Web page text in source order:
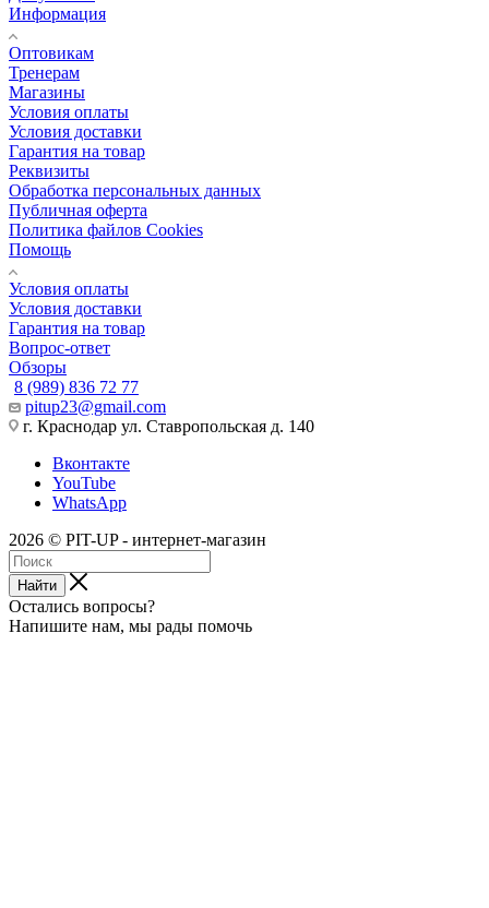
Информация
Оптовикам
Тренерам
Магазины
Условия оплаты
Условия доставки
Гарантия на товар
Реквизиты
Обработка персональных данных
Публичная оферта
Политика файлов Cookies
Помощь
Условия оплаты
Условия доставки
Гарантия на товар
Вопрос-ответ
Обзоры
8 (989) 836 72 77
pitup23@gmail.com
г. Краснодар ул. Ставропольская д. 140
Вконтакте
YouTube
WhatsApp
2026 © PIT-UP - интернет-магазин
Найти
Остались вопросы?
Напишите нам, мы рады помочь